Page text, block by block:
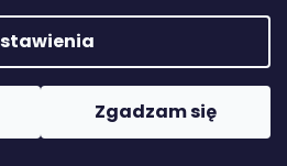
Zgadzam się